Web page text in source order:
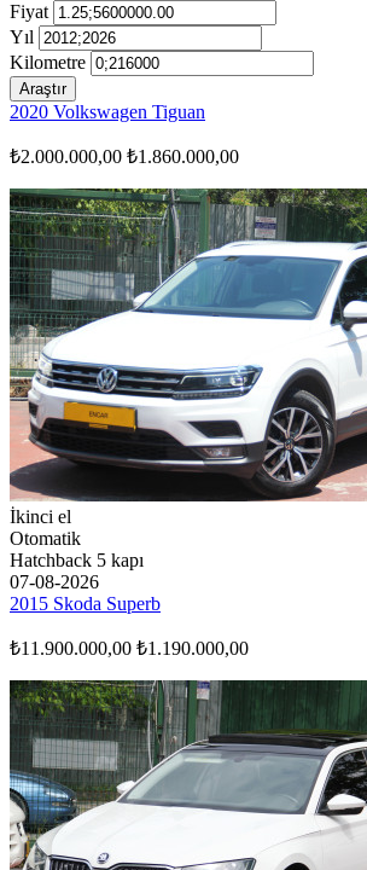
Fiyat
Yıl
Kilometre
Araştır
2020 Volkswagen Tiguan
₺2.000.000,00 ₺1.860.000,00
İkinci el
Otomatik
Hatchback 5 kapı
07-08-2026
2015 Skoda Superb
₺11.900.000,00 ₺1.190.000,00